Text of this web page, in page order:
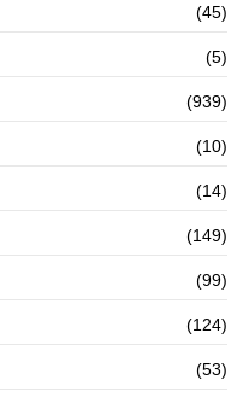
(45)
(5)
(939)
(10)
(14)
(149)
(99)
(124)
(53)